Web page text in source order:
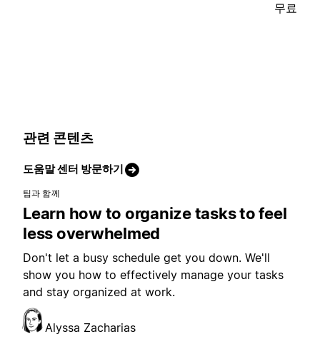
무료
관련 콘텐츠
도움말 센터 방문하기
팀과 함께
Learn how to organize tasks to feel
less overwhelmed
Don't let a busy schedule get you down. We'll
show you how to effectively manage your tasks
and stay organized at work.
Alyssa Zacharias